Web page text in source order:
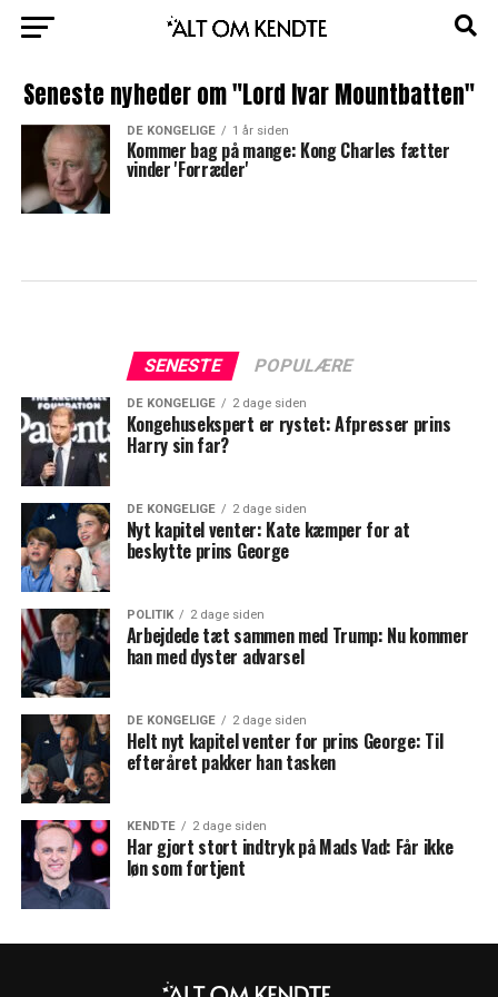
Seneste nyheder om "Lord Ivar Mountbatten"
DE KONGELIGE 1 år siden
Kommer bag på mange: Kong Charles fætter
vinder 'Forræder'
SENESTE POPULÆRE
DE KONGELIGE 2 dage siden
Kongehusekspert er rystet: Afpresser prins
Harry sin far?
DE KONGELIGE 2 dage siden
Nyt kapitel venter: Kate kæmper for at
beskytte prins George
POLITIK 2 dage siden
Arbejdede tæt sammen med Trump: Nu kommer
han med dyster advarsel
DE KONGELIGE 2 dage siden
Helt nyt kapitel venter for prins George: Til
efteråret pakker han tasken
KENDTE 2 dage siden
Har gjort stort indtryk på Mads Vad: Får ikke
løn som fortjent